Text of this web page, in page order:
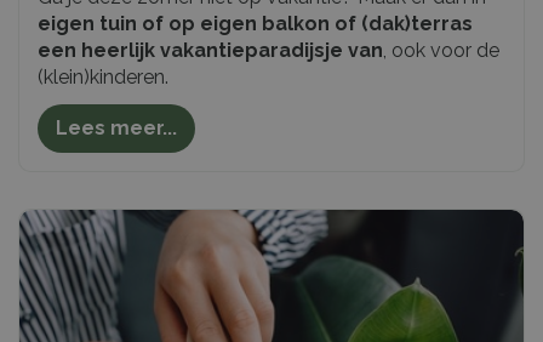
eigen tuin of op eigen balkon of (dak)terras
een heerlijk vakantieparadijsje van , ook voor de
(klein)kinderen.
Lees meer...